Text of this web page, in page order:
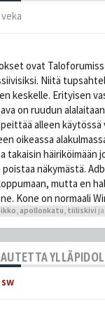
veka
ovat
Niitä
keskelle. Erityisen
on ruudun
alleen
oikeassa
takaisin häiriköimään
näkymästä.
mutta en
Kone on normaali
apollonkatu tiiliskivi
sw